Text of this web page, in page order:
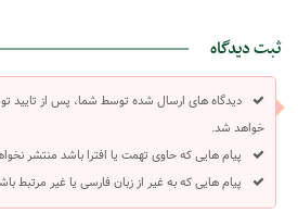
ثبت دیدگاه
دیدگاه های ارسال شده توسط شما، پس از تایید
خواهد شد.
پیام هایی که حاوی تهمت یا افترا باشد منتشر
پیام هایی که به غیر از زبان فارسی یا غیر مرتبط